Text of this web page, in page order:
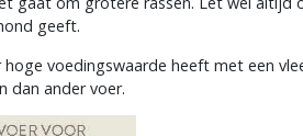
geeft.
voedingswaarde heeft met een
dan ander voer.